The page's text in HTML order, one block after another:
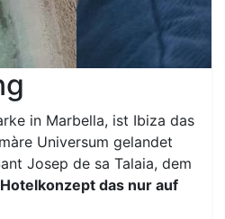
in Marbella, ist Ibiza das
Universum gelandet
Josep de sa Talaia, dem
Hotelkonzept das nur auf